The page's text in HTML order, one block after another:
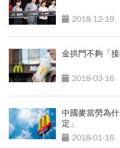
2018-12-19
金拱門不夠「
2018-03-16
中國麥當勞為
定」
2018-01-16